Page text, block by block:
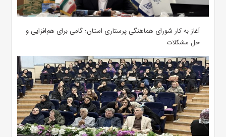
آغاز به کار شورای هماهنگی پرستاری استان؛ گامی برای هم‌افزایی و
حل مشکلات